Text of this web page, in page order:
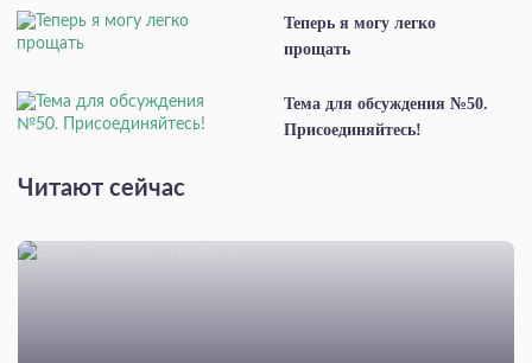
Теперь я могу легко
прощать
Тема для обсуждения №50.
Присоединяйтесь!
Читают сейчас